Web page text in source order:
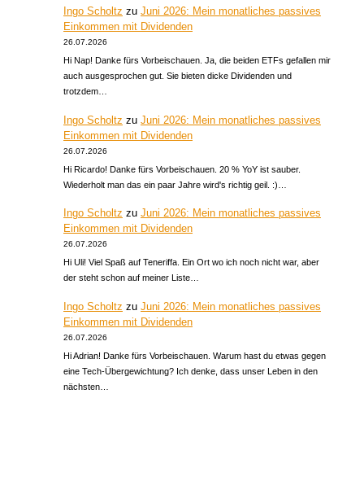
Ingo Scholtz zu Juni 2026: Mein monatliches passives
Einkommen mit Dividenden
26.07.2026
Hi Nap! Danke fürs Vorbeischauen. Ja, die beiden ETFs gefallen mir
auch ausgesprochen gut. Sie bieten dicke Dividenden und
trotzdem…
Ingo Scholtz zu Juni 2026: Mein monatliches passives
Einkommen mit Dividenden
26.07.2026
Hi Ricardo! Danke fürs Vorbeischauen. 20 % YoY ist sauber.
Wiederholt man das ein paar Jahre wird's richtig geil. :)…
Ingo Scholtz zu Juni 2026: Mein monatliches passives
Einkommen mit Dividenden
26.07.2026
Hi Uli! Viel Spaß auf Teneriffa. Ein Ort wo ich noch nicht war, aber
der steht schon auf meiner Liste…
Ingo Scholtz zu Juni 2026: Mein monatliches passives
Einkommen mit Dividenden
26.07.2026
Hi Adrian! Danke fürs Vorbeischauen. Warum hast du etwas gegen
eine Tech-Übergewichtung? Ich denke, dass unser Leben in den
nächsten…